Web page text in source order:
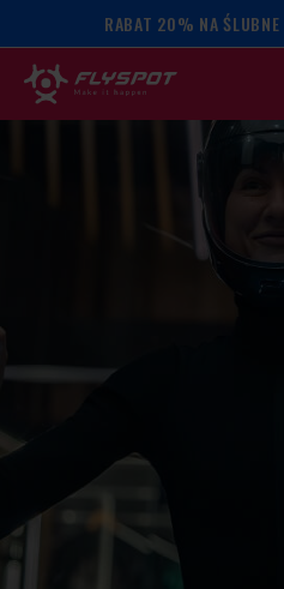
RABAT 20% NA ŚLUBNE
Strona główna / Kalendarz